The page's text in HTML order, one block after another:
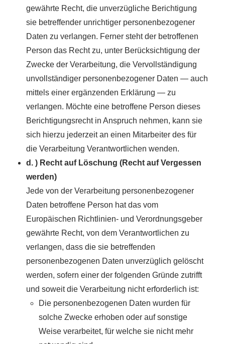
gewährte Recht, die unverzügliche Berichtigung
sie betreffender unrichtiger personenbezogener
Daten zu verlangen. Ferner steht der betroffenen
Person das Recht zu, unter Berücksichtigung der
Zwecke der Verarbeitung, die Vervollständigung
unvollständiger personenbezogener Daten — auch
mittels einer ergänzenden Erklärung — zu
verlangen. Möchte eine betroffene Person dieses
Berichtigungsrecht in Anspruch nehmen, kann sie
sich hierzu jederzeit an einen Mitarbeiter des für
die Verarbeitung Verantwortlichen wenden.
d. ) Recht auf Löschung (Recht auf Vergessen
werden)
Jede von der Verarbeitung personenbezogener
Daten betroffene Person hat das vom
Europäischen Richtlinien- und Verordnungsgeber
gewährte Recht, von dem Verantwortlichen zu
verlangen, dass die sie betreffenden
personenbezogenen Daten unverzüglich gelöscht
werden, sofern einer der folgenden Gründe zutrifft
und soweit die Verarbeitung nicht erforderlich ist:
Die personenbezogenen Daten wurden für
solche Zwecke erhoben oder auf sonstige
Weise verarbeitet, für welche sie nicht mehr